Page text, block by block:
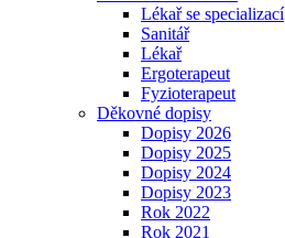
Lékař se specializací
Sanitář
Lékař
Ergoterapeut
Fyzioterapeut
Děkovné dopisy
Dopisy 2026
Dopisy 2025
Dopisy 2024
Dopisy 2023
Rok 2022
Rok 2021